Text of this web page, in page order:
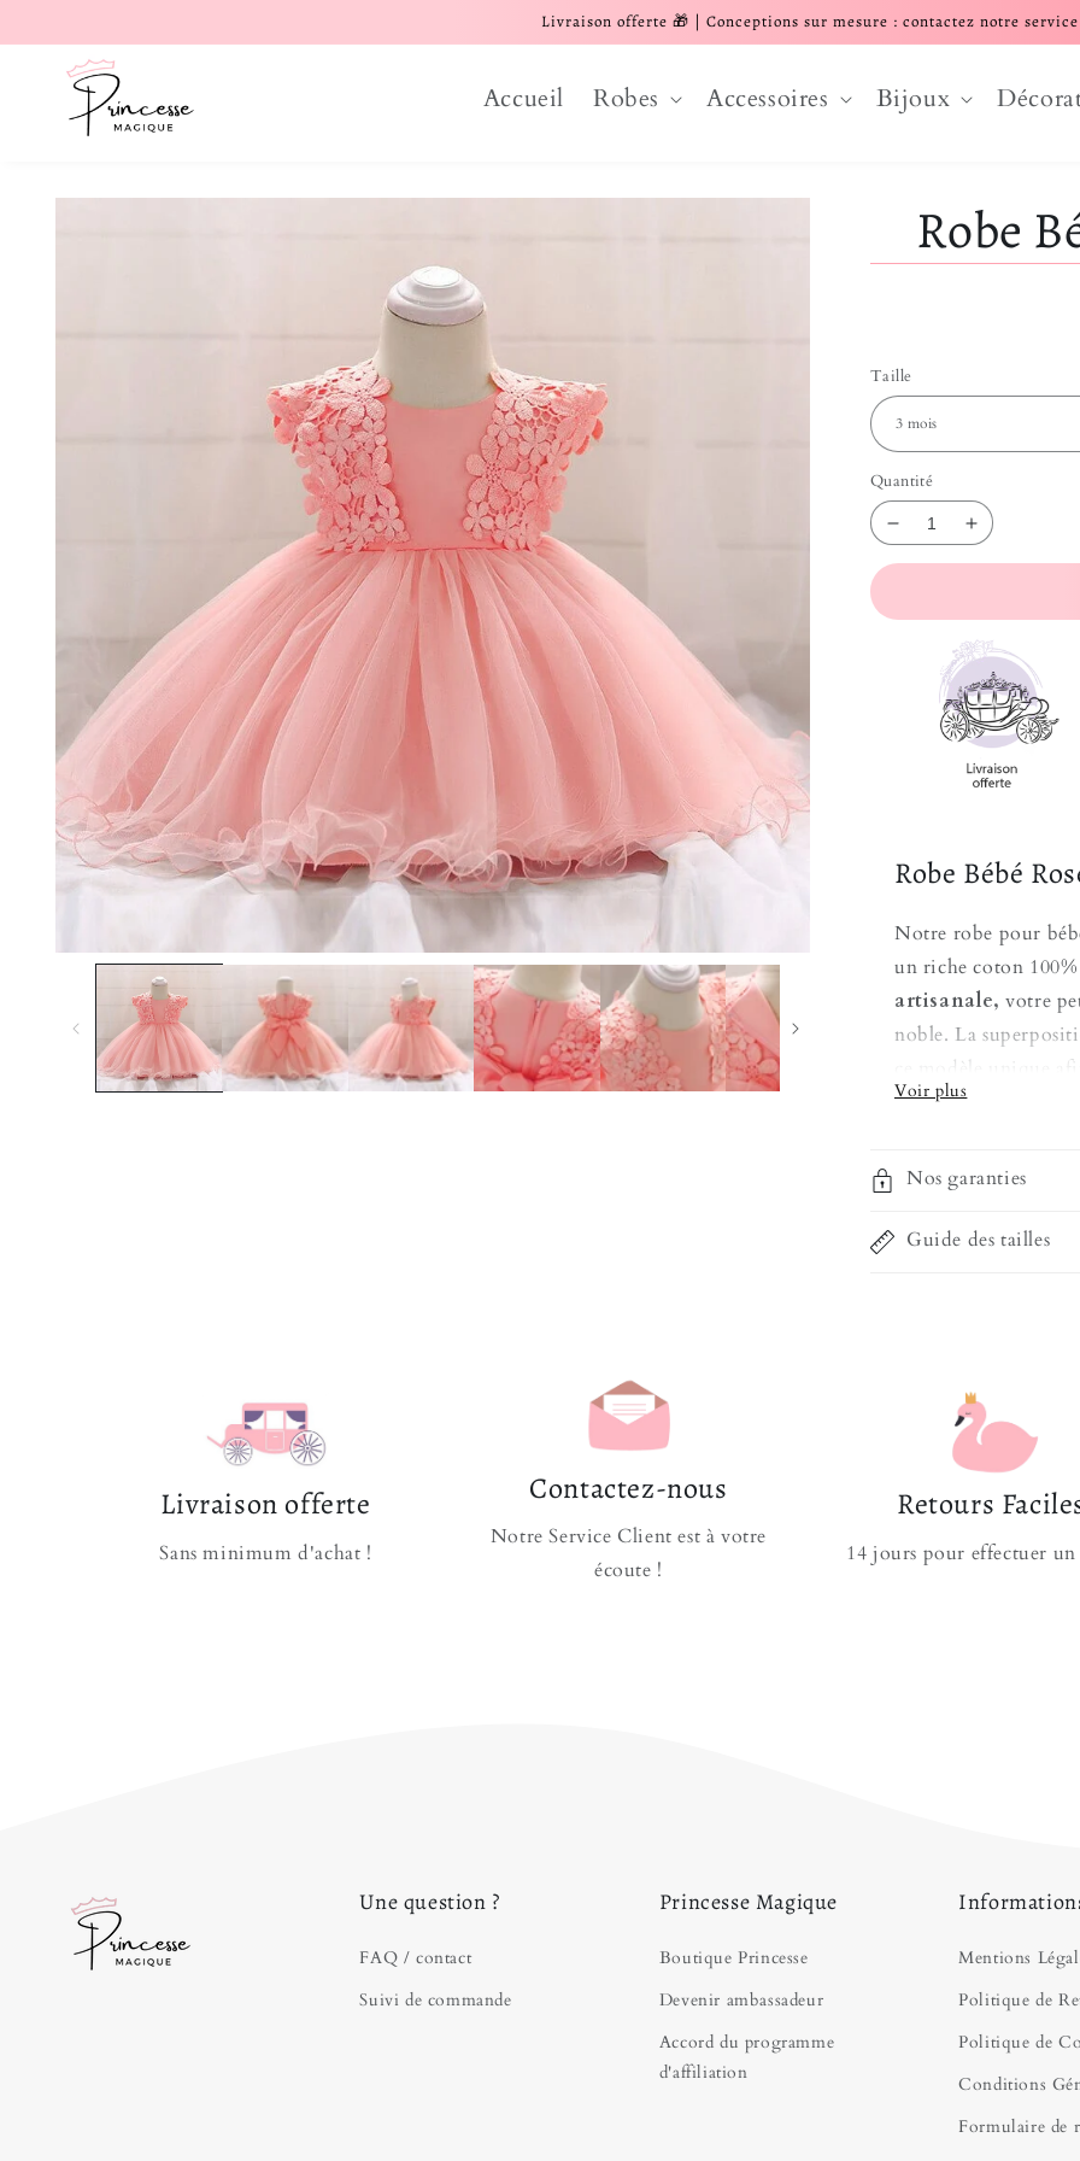
Livraison offerte 🎁 | Conceptions sur mesure : contactez notre service
Accueil Robes Accessoires Bijoux
Ouvrir le média 1 dans une fenêtre modale
Robe
Taille
Quantité
Réduire laAugmenter
Robe Bébé
Notre robe pour
un riche coton
artisanale, votre
noble. La
ce modèle unique
s'enfilant
Fermeture
Coutures
Introuvable en
Si vous aimez ce
adorer cette superbe
Nos garanties
Guide des tailles
Livraison offerte
Sans minimum d'achat !
Contactez-nous
Notre Service Client est à votre
écoute !
Retours
14 jours pour effectuer
Une question ?
FAQ / contact
Suivi de commande
Princesse Magique
Boutique Princesse
Devenir ambassadeur
Accord du programme
d'affiliation
Mentions
Politique de
Politique de
Conditions
Formulaire de